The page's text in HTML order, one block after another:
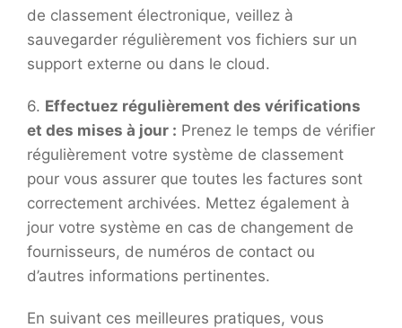
de classement électronique, veillez à
sauvegarder régulièrement vos fichiers sur un
support externe ou dans le cloud.
6. Effectuez régulièrement des vérifications
et des mises à jour : Prenez le temps de vérifier
régulièrement votre système de classement
pour vous assurer que toutes les factures sont
correctement archivées. Mettez également à
jour votre système en cas de changement de
fournisseurs, de numéros de contact ou
d’autres informations pertinentes.
En suivant ces meilleures pratiques, vous